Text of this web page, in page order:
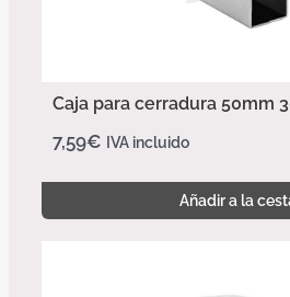
Caja para cerradura 50mm
7,59€ IVA incluido
Añadir a la